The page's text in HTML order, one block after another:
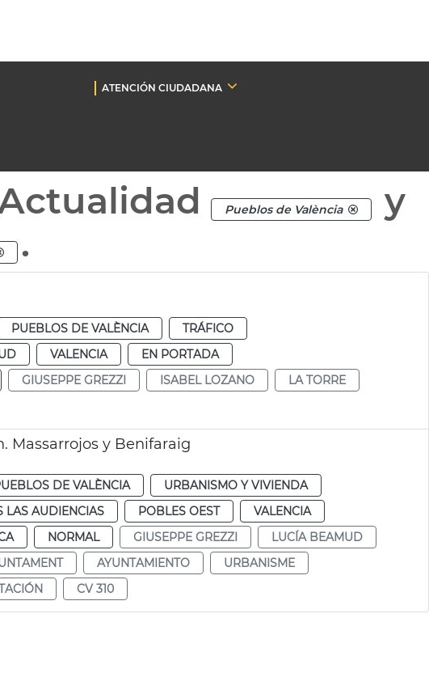
ATENCIÓN CIUDADANA
Pueblos de València
y
.
PUEBLOS DE VALÈNCIA
TRÁFICO
VALENCIA
EN PORTADA
GIUSEPPE GREZZI ISABEL LOZANO
LA TORRE
Massarrojos y Benifaraig
DE VALÈNCIA
URBANISMO Y VIVIENDA
LAS AUDIENCIAS POBLES OEST
VALENCIA
NORMAL GIUSEPPE GREZZI
LUCÍA BEAMUD
AYUNTAMIENTO
URBANISME
CV 310